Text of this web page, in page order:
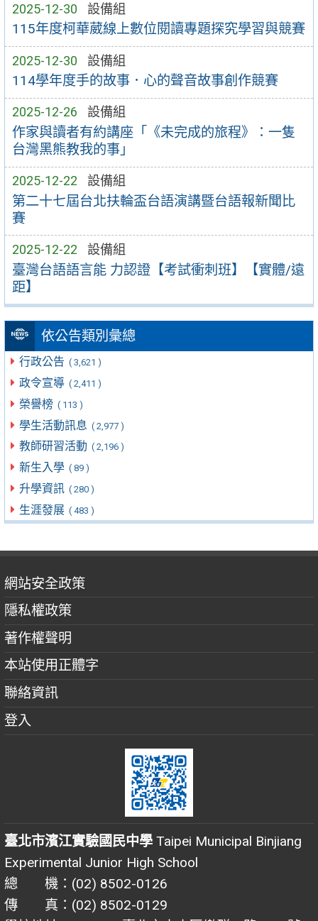
2025-12-30 設備組
115年度柯華葳線上數位閱讀專題探究學習與競賽
2025-12-30 設備組
114學年度手的故事．心的聲音故事創作競賽
2025-12-26 設備組
作家與讀者有約講座「《未完成的旅程》：一隻
台灣黑熊教我的事」
2025-12-22 設備組
第二十七屆台北扶輪盃台語演講暨台語報新聞比
賽
2025-12-22 設備組
臺灣台語語言能 力認證【考試衝刺班】【實體/遠
距】
依公告類別彙總
行政公告 ( 3,621 )
政令宣導 ( 2,411 )
榮譽榜 ( 113 )
學生活動訊息 ( 2,977 )
教師研習活動 ( 2,196 )
新生入學 ( 89 )
升學資訊 ( 280 )
生涯發展 ( 483 )
網站安全政策
隱私權政策
著作權聲明
本站使用正體字
聯絡資訊
登入
臺北市濱江實驗國民中學 Taipei Municipal Binjiang
Experimental Junior High School
總 機：(02) 8502-0126
傳 真：(02) 8502-0129